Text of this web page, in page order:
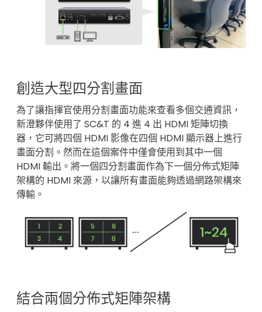
創造大型四分割畫面
為了讓指揮官使用分割畫面功能來查看多個交通資訊，
新澄夥伴使用了 SC&T 的 4 進 4 出 HDMI 矩陣切換
器，它可將四個 HDMI 影像在四個 HDMI 顯示器上進行
畫面分割。然而在這個案件中僅會使用到其中一個
HDMI 輸出。將一個四分割畫面作為下一個分佈式矩陣
架構的 HDMI 來源，以讓所有畫面能夠透過網路架構來
傳輸。
結合兩個分佈式矩陣架構